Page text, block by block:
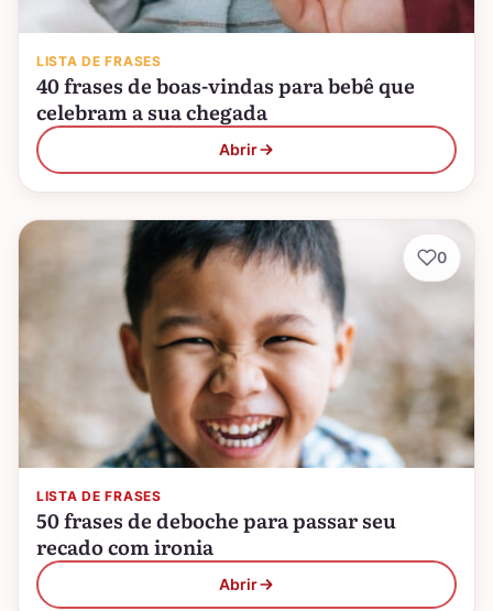
LISTA DE FRASES
40 frases de boas-vindas para bebê que
celebram a sua chegada
Abrir
LISTA DE FRASES
50 frases de deboche para passar seu
recado com ironia
Abrir
0